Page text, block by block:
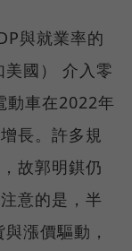
與就業率的
國） 介入零
動車在2022年
長。許多規
故郭明錤仍
意的是，半
漲價驅動，